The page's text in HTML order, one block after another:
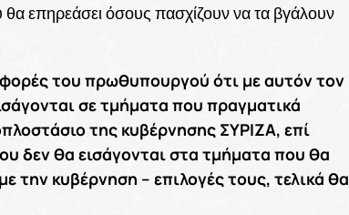
επηρεάσει όσους πασχίζουν να τα βγάλουν
του πρωθυπουργού ότι με αυτόν τον
σε τμήματα που πραγματικά
της κυβέρνησης ΣΥΡΙΖΑ, επί
δεν θα εισάγονται στα τμήματα που θα
την κυβέρνηση – επιλογές τους, τελικά θα